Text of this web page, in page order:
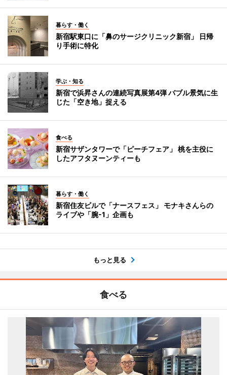
暮らす・働く
新宿駅東口に「鼻のサージクリニック新宿」 日帰
り手術に特化
学ぶ・知る
新宿で浜昇さんの連続写真展第4弾 バブル景気に生
じた「空き地」捉える
食べる
新宿サザンタワーで「ピーチフェア」 桃を主役に
したアフタヌーンティーも
暮らす・働く
新宿住友ビルで「ナースフェス」 モナキさんらの
ライブや「腕-1」企画も
もっと見る
食べる